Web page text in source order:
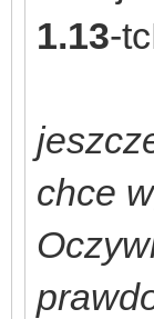
1.13-
chce